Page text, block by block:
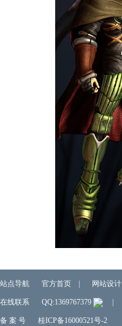
站点导航 官方首页 网站设计
在线联系 QQ:1369767379
备 案 号 桂ICP备16000521号-2